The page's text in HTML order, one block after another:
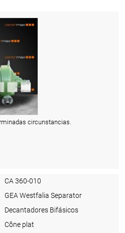
circunstancias.
CA 360-010
GEA Westfalia Separator
Decantadores Bifásicos
Cône plat